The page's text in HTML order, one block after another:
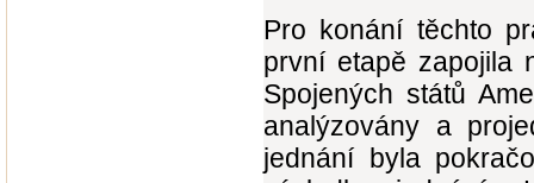
Pro konání těchto
první etapě zapojila
Spojených států
analýzovány a
jednání byla